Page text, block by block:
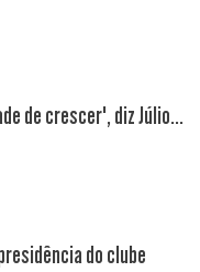
de crescer", diz Júlio...
do clube